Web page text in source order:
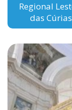
Regional
das